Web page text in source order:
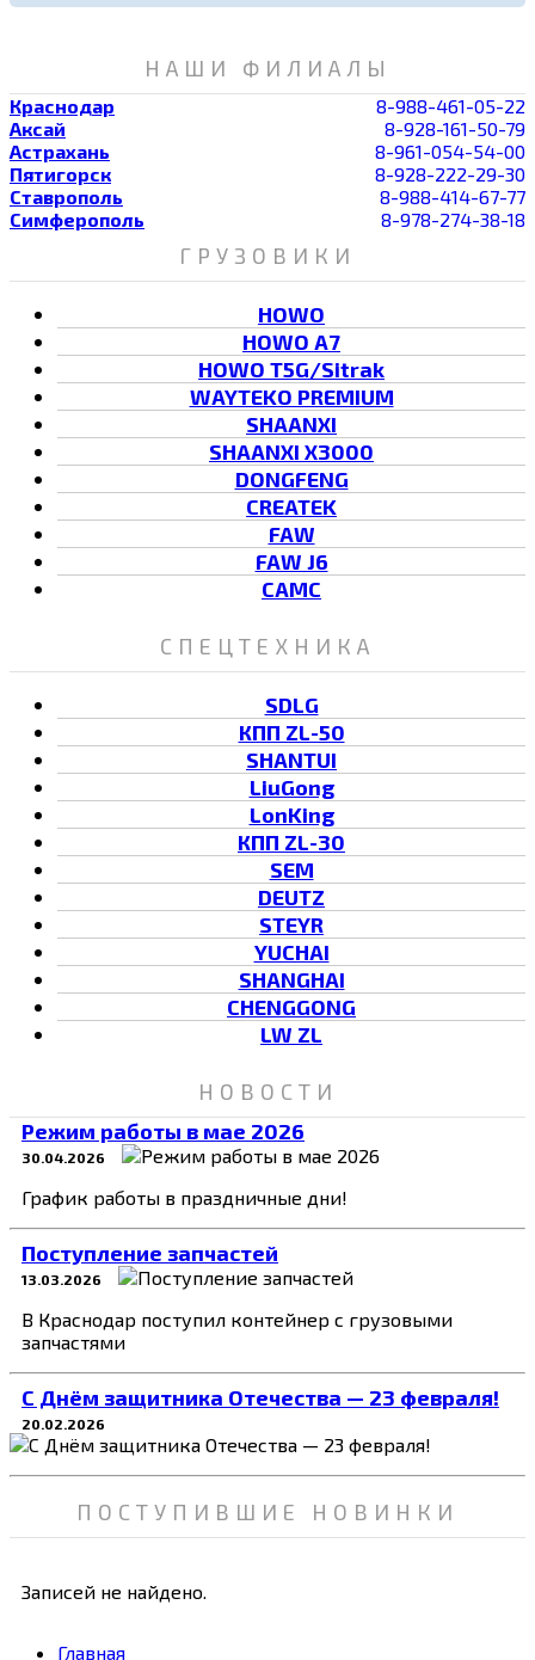
НАШИ ФИЛИАЛЫ
Краснодар
8-988-461-05-22
Аксай
8-928-161-50-79
Астрахань
8-961-054-54-00
Пятигорск
8-928-222-29-30
Ставрополь
8-988-414-67-77
Симферополь
8-978-274-38-18
ГРУЗОВИКИ
HOWO
HOWO A7
HOWO T5G/Sitrak
WAYTEKO PREMIUM
SHAANXI
SHAANXI X3000
DONGFENG
CREATEK
FAW
FAW J6
CAMC
СПЕЦТЕХНИКА
SDLG
КПП ZL-50
SHANTUI
LiuGong
LonKing
КПП ZL-30
SEM
DEUTZ
STEYR
YUCHAI
SHANGHAI
CHENGGONG
LW ZL
НОВОСТИ
Режим работы в мае 2026
30.04.2026
График работы в праздничные дни!
Поступление запчастей
13.03.2026
В Краснодар поступил контейнер с грузовыми
запчастями
C Днём защитника Отечества — 23 февраля!
20.02.2026
ПОСТУПИВШИЕ НОВИНКИ
Записей не найдено.
Главная